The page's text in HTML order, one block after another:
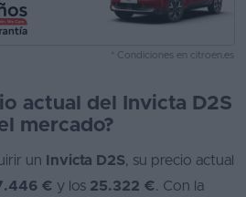
* Condiciones en citroen.es
actual del Invicta D2S
mercado?
un Invicta D2S, su precio actual
€ y los 25.322 €. Con la